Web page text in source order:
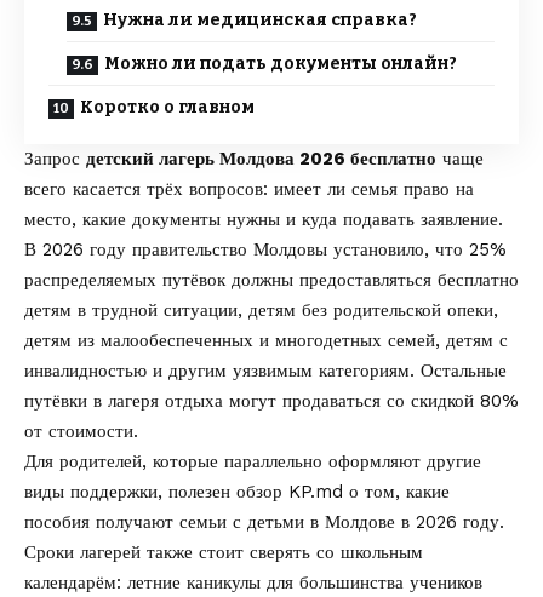
Нужна ли медицинская справка?
Можно ли подать документы онлайн?
Коротко о главном
Запрос детский лагерь Молдова 2026 бесплатно чаще
всего касается трёх вопросов: имеет ли семья право на
место, какие документы нужны и куда подавать заявление.
В 2026 году правительство Молдовы установило, что 25%
распределяемых путёвок должны предоставляться бесплатно
детям в трудной ситуации, детям без родительской опеки,
детям из малообеспеченных и многодетных семей, детям с
инвалидностью и другим уязвимым категориям. Остальные
путёвки в лагеря отдыха могут продаваться со скидкой 80%
от стоимости.
Для родителей, которые параллельно оформляют другие
виды поддержки, полезен обзор KP.md о том, какие
пособия получают семьи с детьми в Молдове в 2026 году.
Сроки лагерей также стоит сверять со школьным
календарём: летние каникулы для большинства учеников